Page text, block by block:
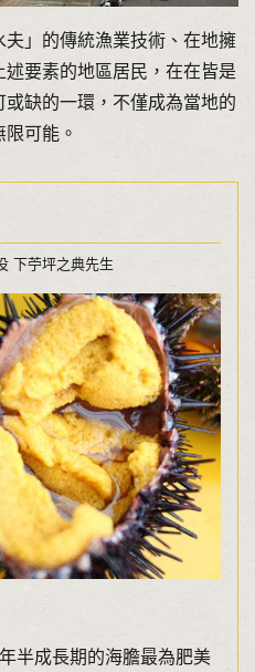
」的傳統漁業技術、在地擁
要素的地區居民，在在皆是
缺的一環，不僅成為當地的
可能。
下苧坪之典先生
半成長期的海膽最為肥美